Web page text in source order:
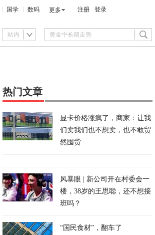
国学 数码 更多 注册 登录
站内
热门文章
显卡价格涨疯了，商家：让我
们卖我们也不想卖，也不敢贸
然囤货
风暴眼 | 新公司开在村委会一
楼，38岁的王思聪，还不想接
班吗？
“国民食材”，翻车了